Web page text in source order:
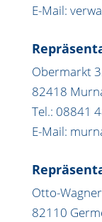
E-Mail:
Obermarkt
82418
Tel.: 08841
E-Mail:
Otto-
82110